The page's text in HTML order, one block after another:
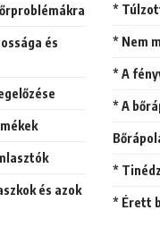
*
*
* A
* A
*
* Érett